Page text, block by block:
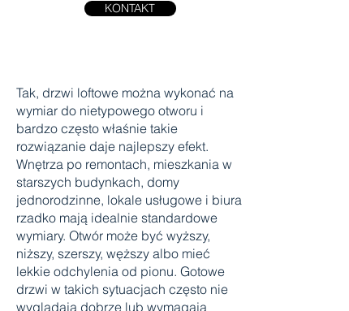
KONTAKT
Tak, drzwi loftowe można wykonać na
wymiar do nietypowego otworu i
bardzo często właśnie takie
rozwiązanie daje najlepszy efekt.
Wnętrza po remontach, mieszkania w
starszych budynkach, domy
jednorodzinne, lokale usługowe i biura
rzadko mają idealnie standardowe
wymiary. Otwór może być wyższy,
niższy, szerszy, węższy albo mieć
lekkie odchylenia od pionu. Gotowe
drzwi w takich sytuacjach często nie
wyglądają dobrze lub wymagają